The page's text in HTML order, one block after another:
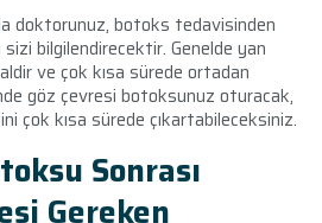
doktorunuz, botoks tedavisinden
bilgilendirecektir. Genelde yan
ve çok kısa sürede ortadan
göz çevresi botoksunuz oturacak,
çok kısa sürede çıkartabileceksiniz.
Sonrası
Gereken